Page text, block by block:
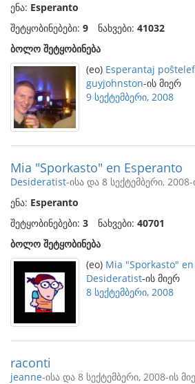
ენა: Esperanto
შეტყობინებები: 9 ნახვები: 41032
ბოლო შეტყობინება
(eo) Esperantaj
guyjohnston-ის მიერ
9 სექტემბერი, 2008
Mia "Sporkasto" en Esperanto
Desideratist-ისა და 8 სექტემბერი,
ენა: Esperanto
შეტყობინებები: 3 ნახვები: 40701
ბოლო შეტყობინება
(eo) Mia "Sporkasto"
Desideratist-ის მიერ
8 სექტემბერი, 2008
raconti
jeanne-ისა და 8 სექტემბერი, 2008-ის